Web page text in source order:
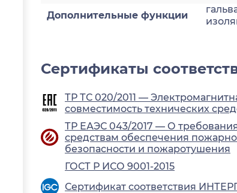
Дополнительные функции
Сертификаты
ТР ТС 020/2011 —
совместимость технических
ТР ЕАЭС 043/2017 — О
средствам обеспечения
безопасности и пожаротушения
ГОСТ Р ИСО 9001-2015
Сертификат соответствия